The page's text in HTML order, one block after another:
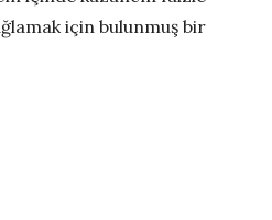
için bulunmuş bir